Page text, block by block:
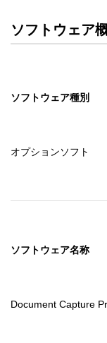
・ソフトウェアの
いて行っていただ
著作権者
ソフトウェア
ソフトウェア種別
オプションソフト
ソフトウェア名称
Document Capture